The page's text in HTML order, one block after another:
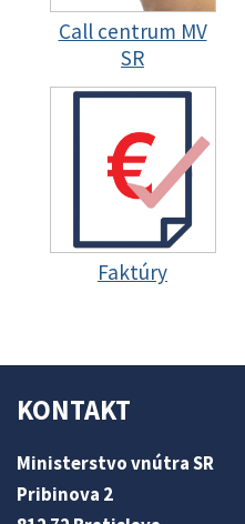
Call centrum MV
SR
Faktúry
KONTAKT
Ministerstvo vnútra SR
Pribinova 2